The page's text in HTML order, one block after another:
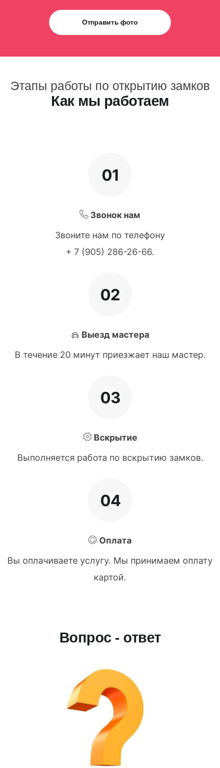
Отправить фото
Этапы работы по открытию замков
Как мы работаем
01
Звонок нам
Звоните нам по телефону
+ 7 (905) 286-26-66.
02
Выезд мастера
В течение 20 минут приезжает наш мастер.
03
Вскрытие
Выполняется работа по вскрытию замков.
04
Оплата
Вы оплачиваете услугу. Мы принимаем оплату
картой.
Вопрос - ответ